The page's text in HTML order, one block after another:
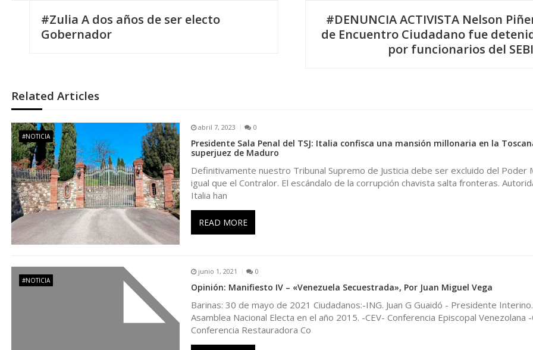
e
g
a
c
i
ó
n
#Zulia A dos años de ser electo
Gobernador
#DENUNCIA ACTIVISTA Nelson
de Encuentro Ciudadano fue
por funcionarios del
Related Articles
#NOTICIA
abril 7, 2023 0
Presidente Sala Penal del TSJ: Italia confisca una mansión millonaria en la
superjuez de Maduro
Definitivamente nuestro Tribunal Supremo de Justicia debe ser excluido del Poder
igual que el Contralor. El escándalo de la corrupción chavista salta fronteras.
Italia han
READ MORE
#NOTICIA
junio 1, 2021 0
Opinión: Manifiesto IV – «Venezuela Secuestrada», Por Juan Miguel Vega
Barinas: 30 de mayo de 2021 Ciudadanos:-ING. Juan G Guaidó - Presidente
Asamblea Nacional Electa en el año 2015. -CEV- Conferencia Episcopal Venezolana -
Conferencia Restauradora Co